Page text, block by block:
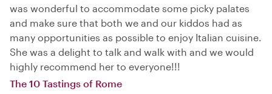
was wonderful to accommodate some picky palates
and make sure that both we and our kiddos had as
many opportunities as possible to enjoy Italian cuisine.
She was a delight to talk and walk with and we would
highly recommend her to everyone!!!
The 10 Tastings of Rome